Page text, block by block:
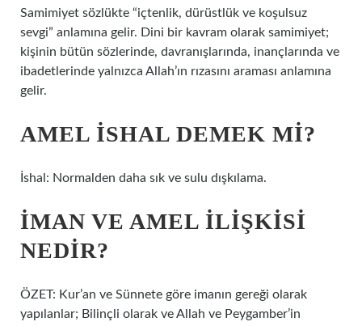
Samimiyet sözlükte “içtenlik, dürüstlük ve koşulsuz
sevgi” anlamına gelir. Dini bir kavram olarak samimiyet;
kişinin bütün sözlerinde, davranışlarında, inançlarında ve
ibadetlerinde yalnızca Allah’ın rızasını araması anlamına
gelir.
AMEL ISHAL DEMEK MI?
İshal: Normalden daha sık ve sulu dışkılama.
İMAN VE AMEL ILIŞKISI
NEDIR?
ÖZET: Kur’an ve Sünnete göre imanın gereği olarak
yapılanlar; Bilinçli olarak ve Allah ve Peygamber’in